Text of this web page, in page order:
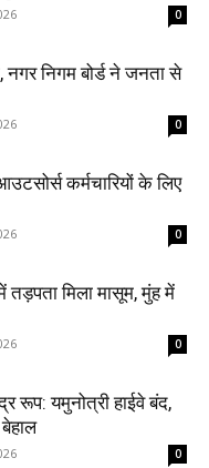
0
नगर निगम बोर्ड ने जनता से
0
कर्मचारियों के लिए
0
तड़पता मिला मासूम, मुंह में
0
रूप: यमुनोत्री हाईवे बंद,
0